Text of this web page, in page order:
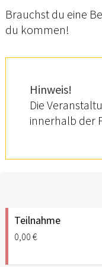
Brauchst du eine
du kommen!
Hinweis!
Die
innerhalb der
Teilnahme
0,00 €